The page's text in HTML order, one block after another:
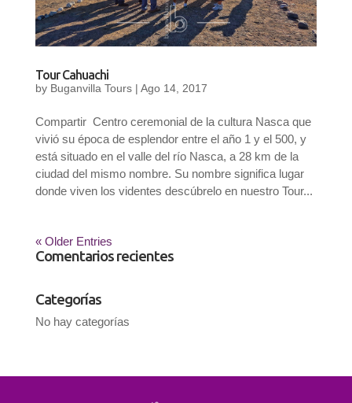
Tour Cahuachi
by Buganvilla Tours| Ago 14, 2017
Compartir Centro ceremonial de la cultura Nasca que
vivió su época de esplendor entre el año 1 y el 500, y
está situado en el valle del río Nasca, a 28 km de la
ciudad del mismo nombre. Su nombre significa lugar
donde viven los videntes descúbrelo en nuestro Tour...
« Older Entries
Comentarios recientes
Categorías
No hay categorías